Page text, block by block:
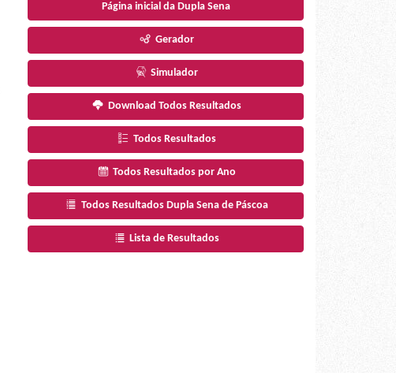
Página inicial da Dupla Sena
Gerador
Simulador
Download Todos Resultados
Todos Resultados
Todos Resultados por Ano
Todos Resultados Dupla Sena de Páscoa
Lista de Resultados